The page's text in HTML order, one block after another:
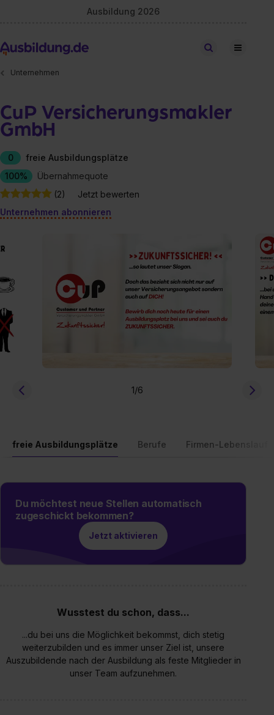
Ausbildung 2026
Stellen finden
Unternehmen
CuP Versicherungsmakler
GmbH
0
freie Ausbildungsplätze
100%
Übernahmequote
(2)
Jetzt bewerten
Unternehmen abonnieren
1/6
freie Ausbildungsplätze Berufe Firmen-Lebenslauf
Du möchtest neue Stellen automatisch
zugeschickt bekommen?
Jetzt aktivieren
Wusstest du schon, dass...
...du bei uns die Möglichkeit bekommst, dich stetig
weiterzubilden und es immer unser Ziel ist, unsere
Auszubildende nach der Ausbildung als feste Mitglieder in
unser Team aufzunehmen.